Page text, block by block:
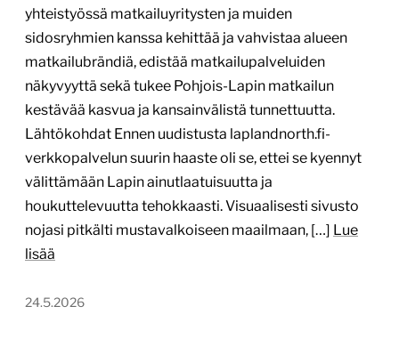
yhteistyössä matkailuyritysten ja muiden
sidosryhmien kanssa kehittää ja vahvistaa alueen
matkailubrändiä, edistää matkailupalveluiden
näkyvyyttä sekä tukee Pohjois-Lapin matkailun
kestävää kasvua ja kansainvälistä tunnettuutta.
Lähtökohdat Ennen uudistusta laplandnorth.fi-
verkkopalvelun suurin haaste oli se, ettei se kyennyt
välittämään Lapin ainutlaatuisuutta ja
houkuttelevuutta tehokkaasti. Visuaalisesti sivusto
nojasi pitkälti mustavalkoiseen maailmaan, […] Lue
lisää
24.5.2026